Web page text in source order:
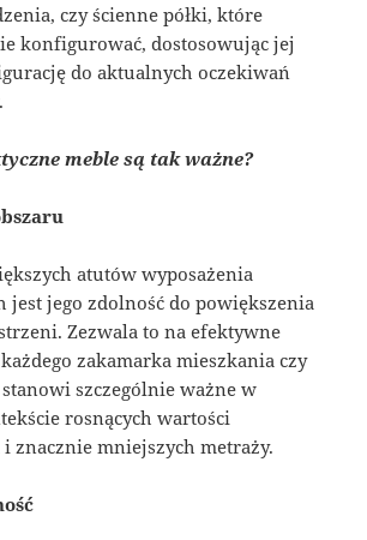
czy ścienne półki, które
konfigurować, dostosowując jej
do aktualnych oczekiwań
meble są tak ważne?
atutów wyposażenia
jego zdolność do powiększenia
Zezwala to na efektywne
zakamarka mieszkania czy
szczególnie ważne w
rosnących wartości
znacznie mniejszych metraży.